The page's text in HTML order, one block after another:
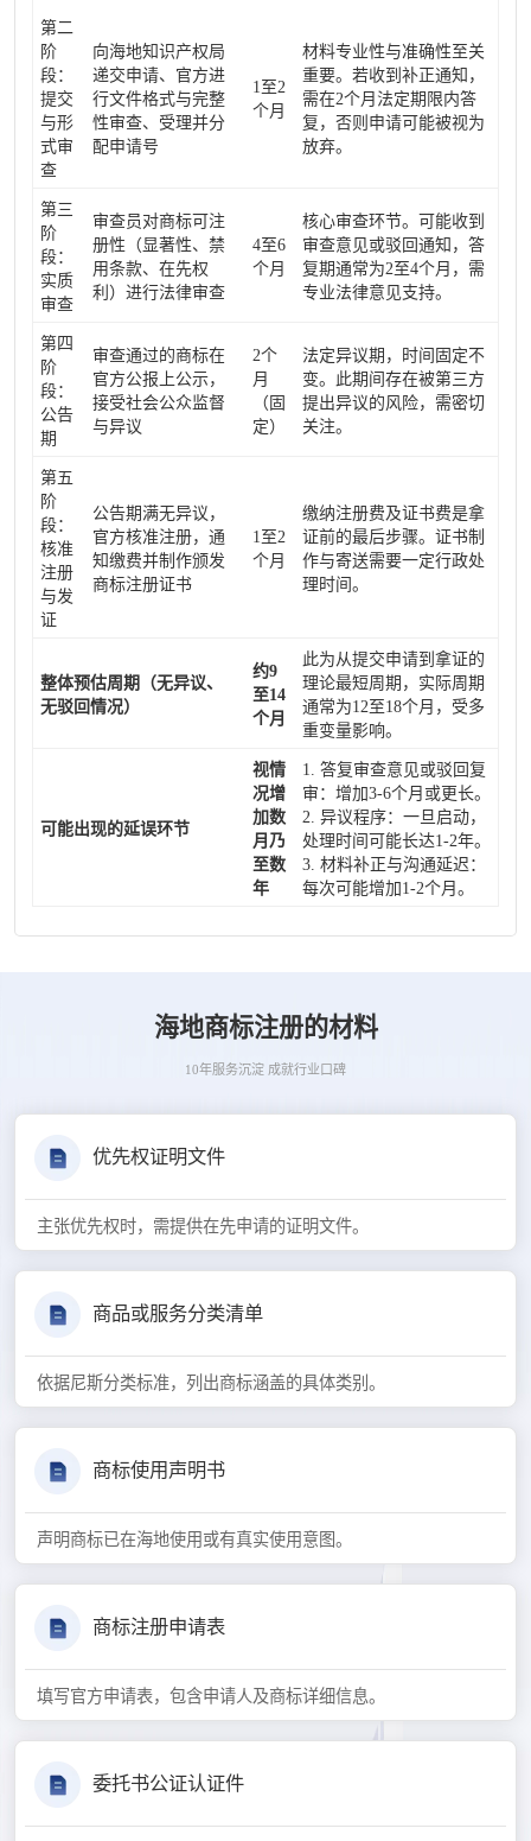
第二
阶
段：
提交
与形
式审
查
向海地知识产权局
递交申请、官方进
行文件格式与完整
性审查、受理并分
配申请号
1至2
个月
材料专业性与准确性至关
重要。若收到补正通知，
需在2个月法定期限内答
复，否则申请可能被视为
放弃。
第三
阶
段：
实质
审查
审查员对商标可注
册性（显著性、禁
用条款、在先权
利）进行法律审查
4至6
个月
核心审查环节。可能收到
审查意见或驳回通知，答
复期通常为2至4个月，需
专业法律意见支持。
第四
阶
段：
公告
期
审查通过的商标在
官方公报上公示，
接受社会公众监督
与异议
2个
月
（固
定）
法定异议期，时间固定不
变。此期间存在被第三方
提出异议的风险，需密切
关注。
第五
阶
段：
核准
注册
与发
证
公告期满无异议，
官方核准注册，通
知缴费并制作颁发
商标注册证书
1至2
个月
缴纳注册费及证书费是拿
证前的最后步骤。证书制
作与寄送需要一定行政处
理时间。
整体预估周期（无异议、
无驳回情况）
约9
至14
个月
此为从提交申请到拿证的
理论最短周期，实际周期
通常为12至18个月，受多
重变量影响。
可能出现的延误环节
视情
况增
加数
月乃
至数
年
1. 答复审查意见或驳回复
审：增加3-6个月或更长。
2. 异议程序：一旦启动，
处理时间可能长达1-2年。
3. 材料补正与沟通延迟：
每次可能增加1-2个月。
海地商标注册的材料
10年服务沉淀 成就行业口碑
优先权证明文件
主张优先权时，需提供在先申请的证明文件。
商品或服务分类清单
依据尼斯分类标准，列出商标涵盖的具体类别。
商标使用声明书
声明商标已在海地使用或有真实使用意图。
商标注册申请表
填写官方申请表，包含申请人及商标详细信息。
委托书公证认证件